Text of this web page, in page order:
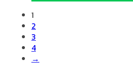
1
2
3
4
→